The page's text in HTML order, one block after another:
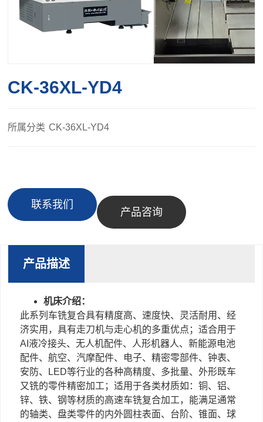
CK-36XL-YD4
所属分类 CK-36XL-YD4
联系我们
产品咨询
产品描述
机床介绍：
此系列车铣复合具有精度高、速度快、灵活耐用、经
济实用，具有走刀机与走心机的多重优点；适合用于
AI液冷接头、无人机配件、人形机器人、新能源电池
配件、航空、汽摩配件、电子、精密零部件、钟表、
安防、LED等行业的各种高精度、多批量、外形既车
又铣的零件精密加工；适用于各类材质如：铜、铝、
锌、铁、钢等材质的高速车铣复合加工，能满足通常
的轴类、盘类零件的内外圆柱表面、台阶、锥面、球